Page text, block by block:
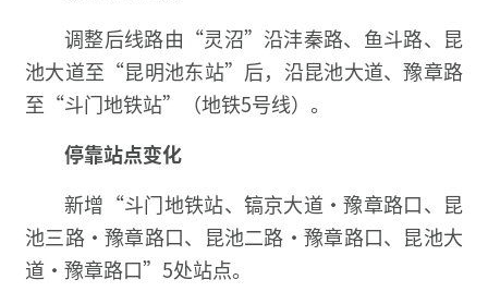
调整后线路由“灵沼”沿沣秦路、鱼斗路、昆
池大道至“昆明池东站”后，沿昆池大道、豫章路
至“斗门地铁站”（地铁5号线）。
停靠站点变化
新增“斗门地铁站、镐京大道·豫章路口、昆
池三路·豫章路口、昆池二路·豫章路口、昆池大
道·豫章路口”5处站点。